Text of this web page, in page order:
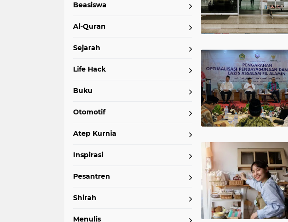
Beasiswa
Al-Quran
Sejarah
Life Hack
Buku
Otomotif
Atep Kurnia
Inspirasi
Pesantren
Shirah
Menulis